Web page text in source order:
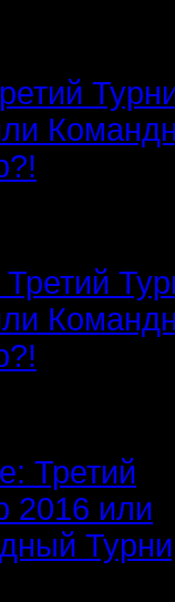
Третий
Третий
2016 или